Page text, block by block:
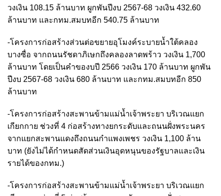
วงเงิน 108.15 ล้านบาท ผูกพันปีงบ 2567-68 วงเงิน 432.60
ล้านบาท และกทม.สมบทอีก 540.75 ล้านบาท
-โครงการก่อสร้างส่วนต่อขยายอุโมงค์ระบายน้ำใต้คลอง
บางซื่อ จากถนนรัชดาภิเษกถึงคลองลาดพร้าว วงเงิน 1,700
ล้านบาท โดยเป็นคำของบปี 2566 วงเงิน 170 ล้านบาท ผูกพัน
ปีงบ 2567-68 วงเงิน 680 ล้านบาท และกทม.สมบทอีก 850
ล้านบาท
-โครงการก่อสร้างสะพานข้ามแม่น้ำเจ้าพระยา บริเวณแยก
เกียกกาย ช่วงที่ 4 ก่อสร้างทางยกระดับและถนนฝั่งพระนคร
จากแยกสะพานแดงถึงถนนกำแพงเพชร วงเงิน 1,100 ล้าน
บาท (ยังไม่ได้กำหนดสัดส่วนเงินอุดหนุนของรัฐบาลและเงิน
รายได้ของกทม.)
-โครงการก่อสร้างสะพานข้ามแม่น้ำเจ้าพระยา บริเวณแยก